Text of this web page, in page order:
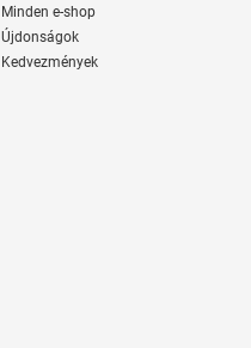
Minden e-shop
Újdonságok
Kedvezmények